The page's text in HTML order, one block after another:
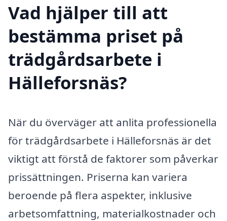
Vad hjälper till att
bestämma priset på
trädgårdsarbete i
Hälleforsnäs?
När du överväger att anlita professionella
för trädgårdsarbete i Hälleforsnäs är det
viktigt att förstå de faktorer som påverkar
prissättningen. Priserna kan variera
beroende på flera aspekter, inklusive
arbetsomfattning, materialkostnader och